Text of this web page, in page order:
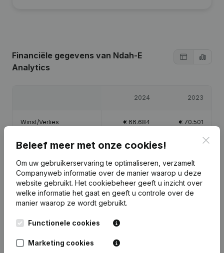
Financiële gegevens van Ndah-E
Analytics
2024 2023
Winst/Verlies € 66.684 € 70.501
Eigen vermogen €139.185
Brutomarge €85.835 € 91.438
Publicaties van Ndah-E Analytics
Beleef meer met onze cookies!
Om uw gebruikerservaring te optimaliseren, verzamelt
Companyweb informatie over de manier waarop u deze
website gebruikt. Het cookiebeheer geeft u inzicht over
welke informatie het gaat en geeft u controle over de
manier waarop ze wordt gebruikt.
Functionele cookies
Marketing cookies